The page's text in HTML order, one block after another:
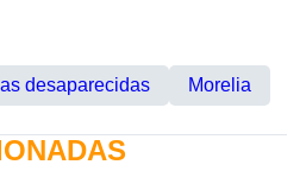
desaparecidas Morelia